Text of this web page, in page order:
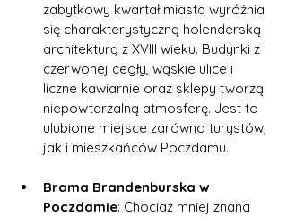
zabytkowy kwartał miasta wyróżnia
się charakterystyczną holenderską
architekturą z XVIII wieku. Budynki z
czerwonej cegły, wąskie ulice i
liczne kawiarnie oraz sklepy tworzą
niepowtarzalną atmosferę. Jest to
ulubione miejsce zarówno turystów,
jak i mieszkańców Poczdamu.
Brama Brandenburska w
Poczdamie: Chociaż mniej znana